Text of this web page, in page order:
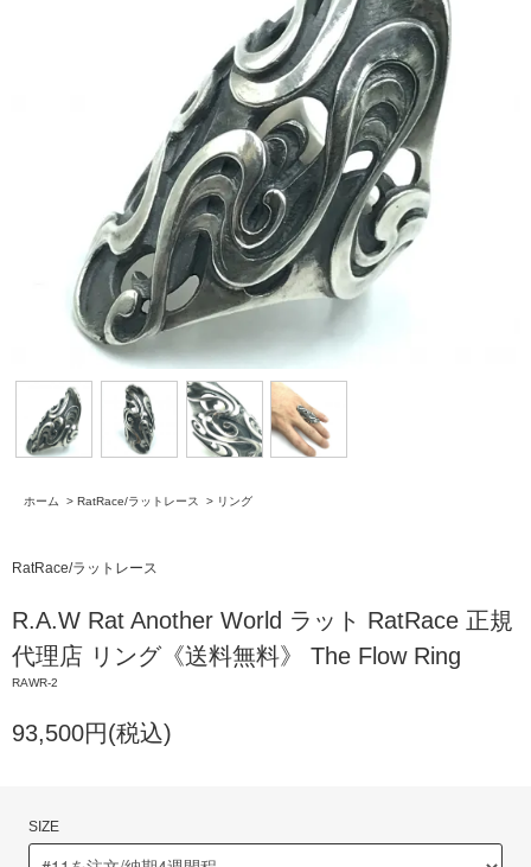
ホーム > RatRace/ラットレース > リング
RatRace/ラットレース
R.A.W Rat Another World ラット RatRace 正規
代理店 リング《送料無料》 The Flow Ring
RAWR-2
93,500円(税込)
SIZE